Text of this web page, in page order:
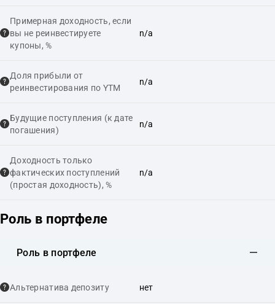
Примерная доходность, если
вы не реинвестируете
купоны, %
n/a
Доля прибыли от
реинвестирования по YTM
n/a
Будущие поступления (к дате
погашения)
n/a
Доходность только
фактических поступлений
(простая доходность), %
n/a
Роль в портфеле
Роль в портфеле
Альтернатива депозиту нет